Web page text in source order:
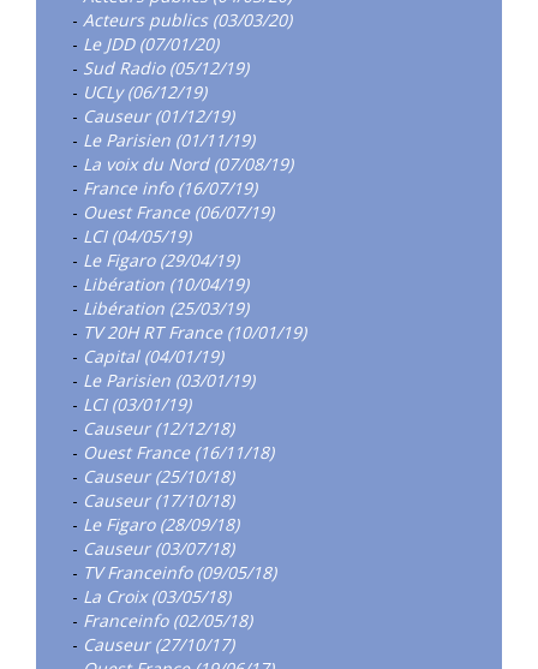
- Acteurs publics (03/03/20)
- Le JDD (07/01/20)
- Sud Radio (05/12/19)
- UCLy (06/12/19)
- Causeur (01/12/19)
- Le Parisien (01/11/19)
- La voix du Nord (07/08/19)
- France info (16/07/19)
- Ouest France (06/07/19)
- LCI (04/05/19)
- Le Figaro (29/04/19)
- Libération (10/04/19)
- Libération (25/03/19)
- TV 20H RT France (10/01/19)
- Capital (04/01/19)
- Le Parisien (03/01/19)
- LCI (03/01/19)
- Causeur (12/12/18)
- Ouest France (16/11/18)
- Causeur (25/10/18)
- Causeur (17/10/18)
- Le Figaro (28/09/18)
- Causeur (03/07/18)
- TV Franceinfo (09/05/18)
- La Croix (03/05/18)
- Franceinfo (02/05/18)
- Causeur (27/10/17)